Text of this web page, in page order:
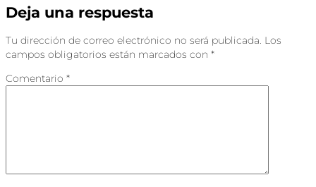
Deja una respuesta
Tu dirección de correo electrónico no será publicada. Los
campos obligatorios están marcados con *
Comentario *